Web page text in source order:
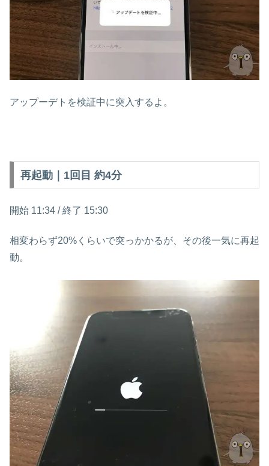
アップーデトを検証中に突入するよ。
再起動｜1回目 約4分
開始 11:34 / 終了 15:30
相変わらず20%くらいで突っかかるが、その後一気に再起
動。